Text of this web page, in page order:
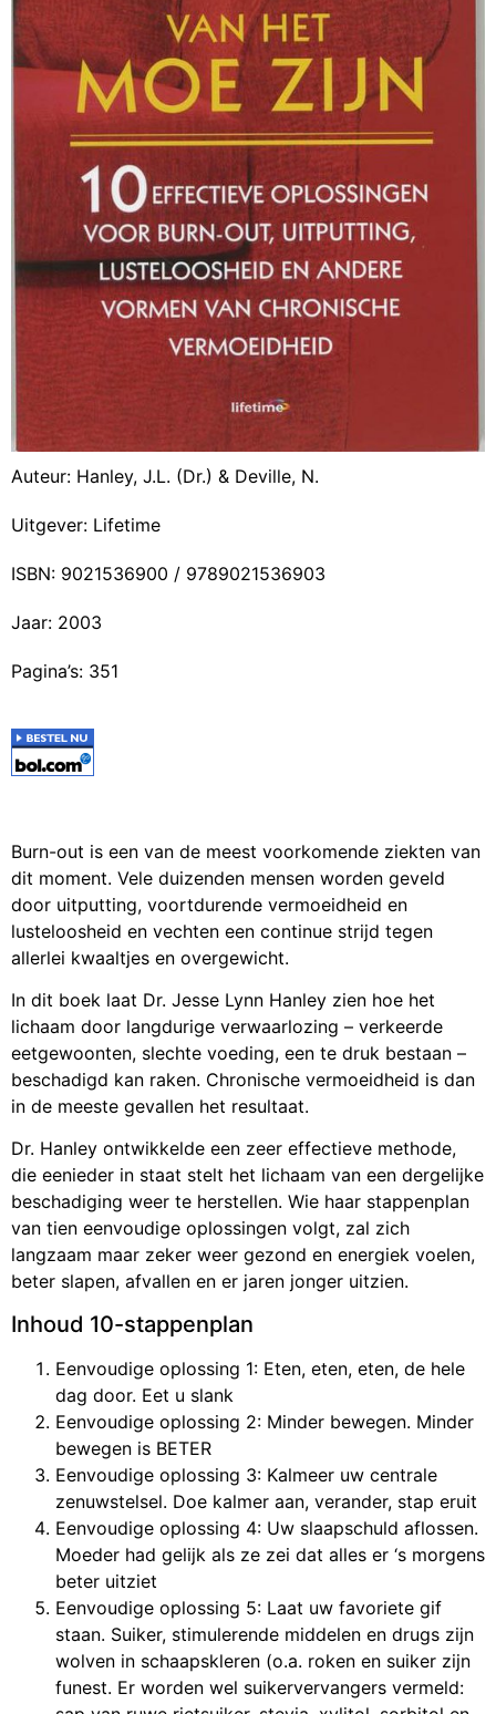
Auteur: Hanley, J.L. (Dr.) & Deville, N.
Uitgever: Lifetime
ISBN: 9021536900 / 9789021536903
Jaar: 2003
Pagina’s: 351
Burn-out is een van de meest voorkomende ziekten van
dit moment. Vele duizenden mensen worden geveld
door uitputting, voortdurende vermoeidheid en
lusteloosheid en vechten een continue strijd tegen
allerlei kwaaltjes en overgewicht.
In dit boek laat Dr. Jesse Lynn Hanley zien hoe het
lichaam door langdurige verwaarlozing – verkeerde
eetgewoonten, slechte voeding, een te druk bestaan –
beschadigd kan raken. Chronische vermoeidheid is dan
in de meeste gevallen het resultaat.
Dr. Hanley ontwikkelde een zeer effectieve methode,
die eenieder in staat stelt het lichaam van een dergelijke
beschadiging weer te herstellen. Wie haar stappenplan
van tien eenvoudige oplossingen volgt, zal zich
langzaam maar zeker weer gezond en energiek voelen,
beter slapen, afvallen en er jaren jonger uitzien.
Inhoud 10-stappenplan
Eenvoudige oplossing 1: Eten, eten, eten, de hele
dag door. Eet u slank
Eenvoudige oplossing 2: Minder bewegen. Minder
bewegen is BETER
Eenvoudige oplossing 3: Kalmeer uw centrale
zenuwstelsel. Doe kalmer aan, verander, stap eruit
Eenvoudige oplossing 4: Uw slaapschuld aflossen.
Moeder had gelijk als ze zei dat alles er ‘s morgens
beter uitziet
Eenvoudige oplossing 5: Laat uw favoriete gif
staan. Suiker, stimulerende middelen en drugs zijn
wolven in schaapskleren (o.a. roken en suiker zijn
funest. Er worden wel suikervervangers vermeld: